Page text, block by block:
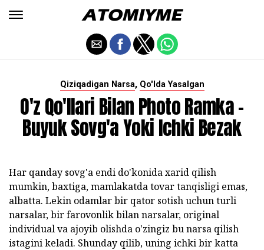
Qiziqadigan Narsa, Qo'lda Yasalgan
O'z Qo'llari Bilan Photo Ramka -
Buyuk Sovg'a Yoki Ichki Bezak
Har qanday sovg'a endi do'konida xarid qilish
mumkin, baxtiga, mamlakatda tovar tanqisligi emas,
albatta. Lekin odamlar bir qator sotish uchun turli
narsalar, bir farovonlik bilan narsalar, original
individual va ajoyib olishda o'zingiz bu narsa qilish
istagini keladi. Shunday qilib, uning ichki bir katta